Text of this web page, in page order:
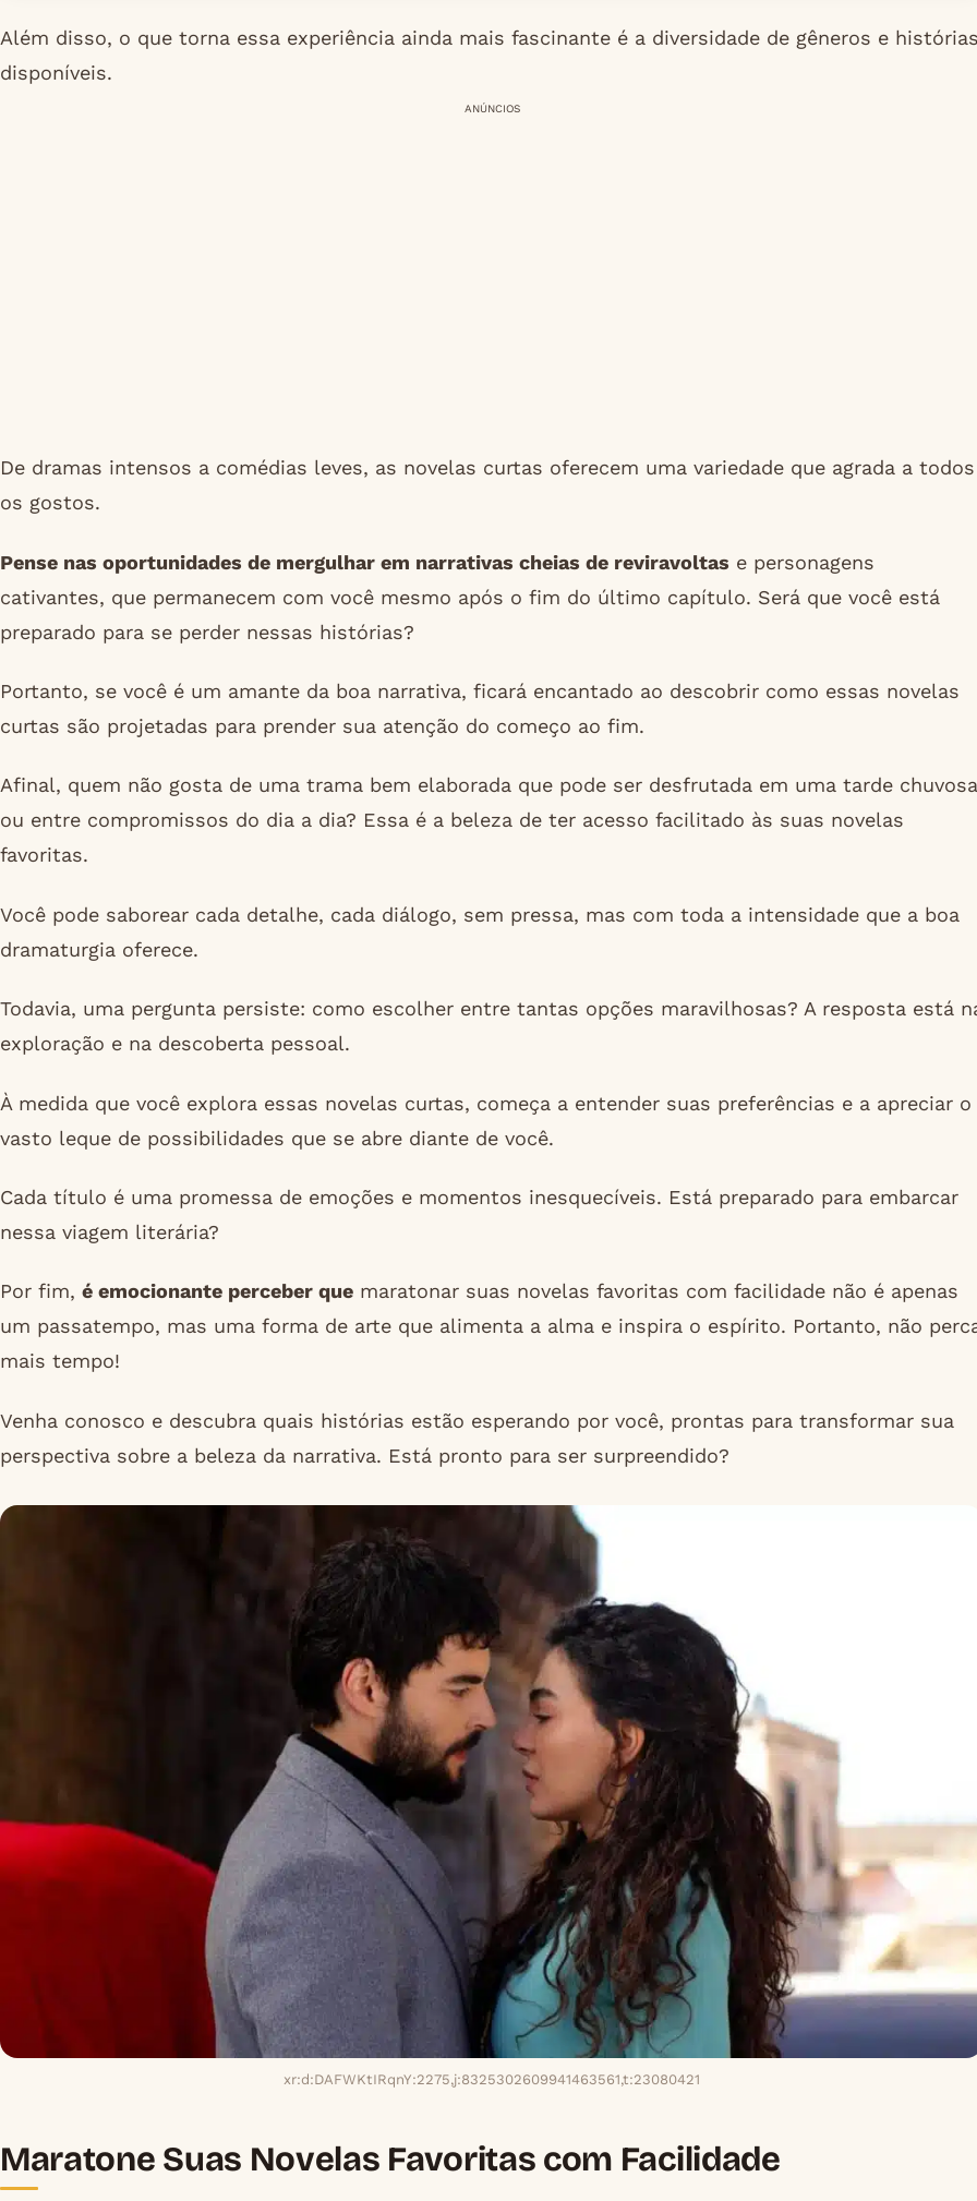
Além disso, o que torna essa experiência ainda mais fascinante é a diversidade de gêneros e
disponíveis.
ANÚNCIOS
De dramas intensos a comédias leves, as novelas curtas oferecem uma variedade que agrada a todos
os gostos.
Pense nas oportunidades de mergulhar em narrativas cheias de reviravoltas e personagens
cativantes, que permanecem com você mesmo após o fim do último capítulo. Será que você está
preparado para se perder nessas histórias?
Portanto, se você é um amante da boa narrativa, ficará encantado ao descobrir como essas novelas
curtas são projetadas para prender sua atenção do começo ao fim.
Afinal, quem não gosta de uma trama bem elaborada que pode ser desfrutada em uma tarde chuvosa
ou entre compromissos do dia a dia? Essa é a beleza de ter acesso facilitado às suas novelas
favoritas.
Você pode saborear cada detalhe, cada diálogo, sem pressa, mas com toda a intensidade que a boa
dramaturgia oferece.
Todavia, uma pergunta persiste: como escolher entre tantas opções maravilhosas? A resposta está
exploração e na descoberta pessoal.
À medida que você explora essas novelas curtas, começa a entender suas preferências e a apreciar o
vasto leque de possibilidades que se abre diante de você.
Cada título é uma promessa de emoções e momentos inesquecíveis. Está preparado para embarcar
nessa viagem literária?
Por fim, é emocionante perceber que maratonar suas novelas favoritas com facilidade não é apenas
um passatempo, mas uma forma de arte que alimenta a alma e inspira o espírito. Portanto, não
mais tempo!
Venha conosco e descubra quais histórias estão esperando por você, prontas para transformar sua
perspectiva sobre a beleza da narrativa. Está pronto para ser surpreendido?
xr:d:DAFWKtIRqnY:2275,j:8325302609941463561,t:23080421
Maratone Suas Novelas Favoritas com Facilidade